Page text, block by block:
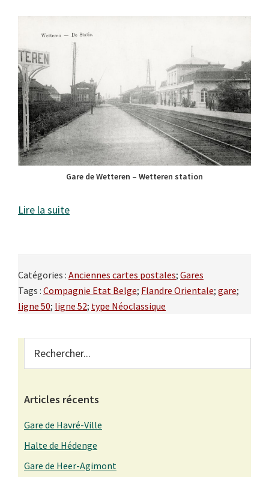
Gare de Wetteren – Wetteren station
Lire la suite
Catégories : Anciennes cartes postales; Gares
Tags : Compagnie Etat Belge; Flandre Orientale; gare;
ligne 50; ligne 52; type Néoclassique
Primary
Sidebar
Articles récents
Gare de Havré-Ville
Halte de Hédenge
Gare de Heer-Agimont